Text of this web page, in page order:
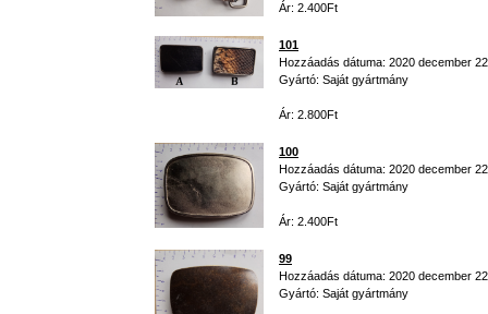
Ár: 2.400Ft
101
Hozzáadás dátuma: 2020 december
Gyártó: Saját gyártmány
Ár: 2.800Ft
100
Hozzáadás dátuma: 2020 december
Gyártó: Saját gyártmány
Ár: 2.400Ft
99
Hozzáadás dátuma: 2020 december
Gyártó: Saját gyártmány